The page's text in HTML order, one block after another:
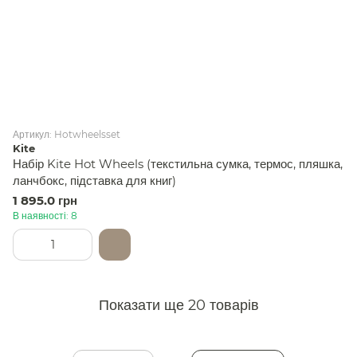
Артикул: Hotwheelsset
Kite
Набір Kite Hot Wheels (текстильна сумка, термос, пляшка,
ланчбокс, підставка для книг)
1 895.0 грн
В наявності: 8
Показати ще 20 товарів